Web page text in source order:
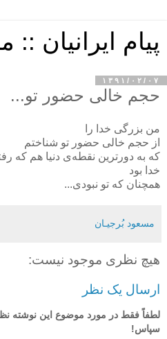
پیام ایرانیان
۱۳۹۱/۰۲/۰۷
حجم خالی حضور تو...
من بزرگی خدا را
از حجم خالی حضور تو شناختم
که به دورترین نقطه‌ی دنیا هم که
خدا بود
همچنان که تو نبودی...
مسعود بُرجيـان
هیچ نظری موجود نیست:
ارسال یک نظر
لطفاً فقط در مورد موضوع این نوشته
سپاس!